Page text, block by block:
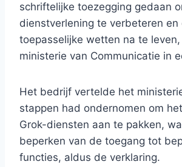
schriftelijke toezegging gedaan
dienstverlening te verbeteren en
toepasselijke wetten na te
ministerie van Communicatie in
Het bedrijf vertelde het
stappen had ondernomen om
Grok-diensten aan te pakken,
beperken van de toegang tot
functies, aldus de verklaring.